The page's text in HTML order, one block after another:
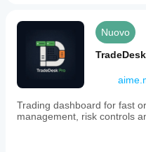
Nuovo
Trading dashboard for fast
management, risk controls